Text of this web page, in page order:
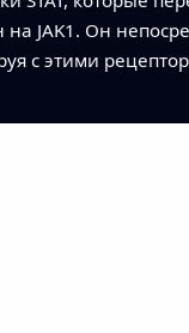
JAK1. Он
с этими